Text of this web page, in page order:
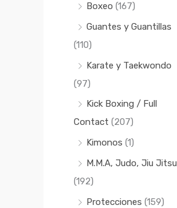
Boxeo (167)
Guantes y Guantillas
(110)
Karate y Taekwondo
(97)
Kick Boxing / Full
Contact (207)
Kimonos (1)
M.M.A, Judo, Jiu Jitsu
(192)
Protecciones (159)